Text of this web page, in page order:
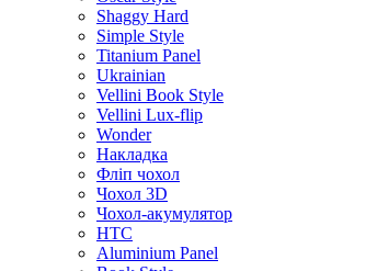
Shaggy Hard
Simple Style
Titanium Panel
Ukrainian
Vellini Book Style
Vellini Lux-flip
Wonder
Накладка
Фліп чохол
Чохол 3D
Чохол-акумулятор
HTC
Aluminium Panel